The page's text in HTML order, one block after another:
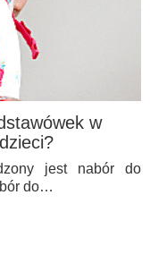
w
jest nabór do
do…